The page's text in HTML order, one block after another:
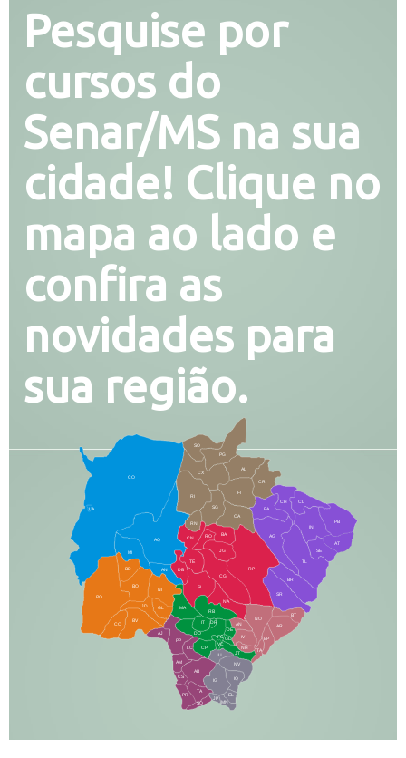
Pesquise por
cursos do
Senar/MS na sua
cidade! Clique no
mapa ao lado e
confira as
novidades para
sua região.
CO
AQ
MI
AN
CX
RI
AL
CR
FI
SG
BA
CA
PA
CH CL
PB
SE
TL
AG
BR
SR
BT
AR
RP
RO
JG
CG
SI
NA
TA
NH
JT
RB
MA
IT
DR
DO
CP
JU
NV
IQ
EL
BD
BO
NI
JD
PO
BV
CC
PP
AJ
LC
AM
AB
JP
DB
TE
CS
PR
TA
SQ
IG
MN
IN
NO
BP
RN
CN
GL
AN
IV
FS
VC
GD
DE
AT
PG
SO
LA